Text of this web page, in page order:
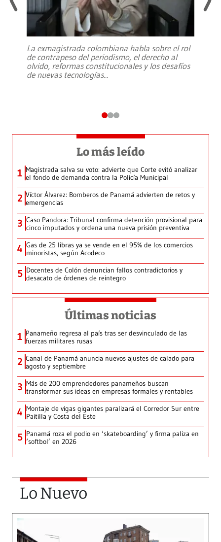
La exmagistrada colombiana habla sobre el rol
de contrapeso del periodismo, el derecho al
olvido, reformas constitucionales y los desafíos
de nuevas tecnologías...
Lo más leído
1 Magistrada salva su voto: advierte que Corte evitó analizar
el fondo de demanda contra la Policía Municipal
2 Víctor Álvarez: Bomberos de Panamá advierten de retos y
emergencias
3 Caso Pandora: Tribunal confirma detención provisional para
cinco imputados y ordena una nueva prisión preventiva
4 Gas de 25 libras ya se vende en el 95% de los comercios
minoristas, según Acodeco
5 Docentes de Colón denuncian fallos contradictorios y
desacato de órdenes de reintegro
Últimas noticias
1 Panameño regresa al país tras ser desvinculado de las
fuerzas militares rusas
2 Canal de Panamá anuncia nuevos ajustes de calado para
agosto y septiembre
3 Más de 200 emprendedores panameños buscan
transformar sus ideas en empresas formales y rentables
4 Montaje de vigas gigantes paralizará el Corredor Sur entre
Paitilla y Costa del Este
5 Panamá roza el podio en ‘skateboarding’ y firma paliza en
‘softbol’ en 2026
Lo Nuevo